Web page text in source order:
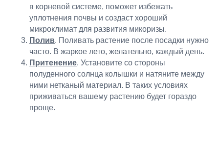
в корневой системе, поможет избежать
уплотнения почвы и создаст хороший
микроклимат для развития микоризы.
Полив. Поливать растение после посадки нужно
часто. В жаркое лето, желательно, каждый день.
Притенение. Установите со стороны
полуденного солнца колышки и натяните между
ними нетканый материал. В таких условиях
приживаться вашему растению будет гораздо
проще.